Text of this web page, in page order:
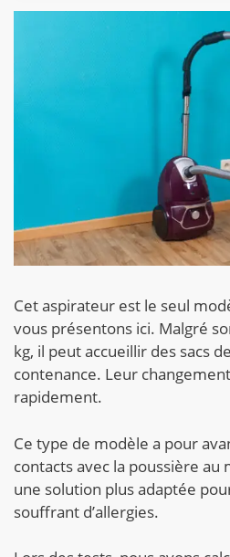
Cet aspirateur est le seul
vous présentons ici. Malgré
kg, il peut accueillir des sacs
contenance. Leur
rapidement.
Ce type de modèle a pour
contacts avec la poussière
une solution plus adaptée
souffrant d’allergies.